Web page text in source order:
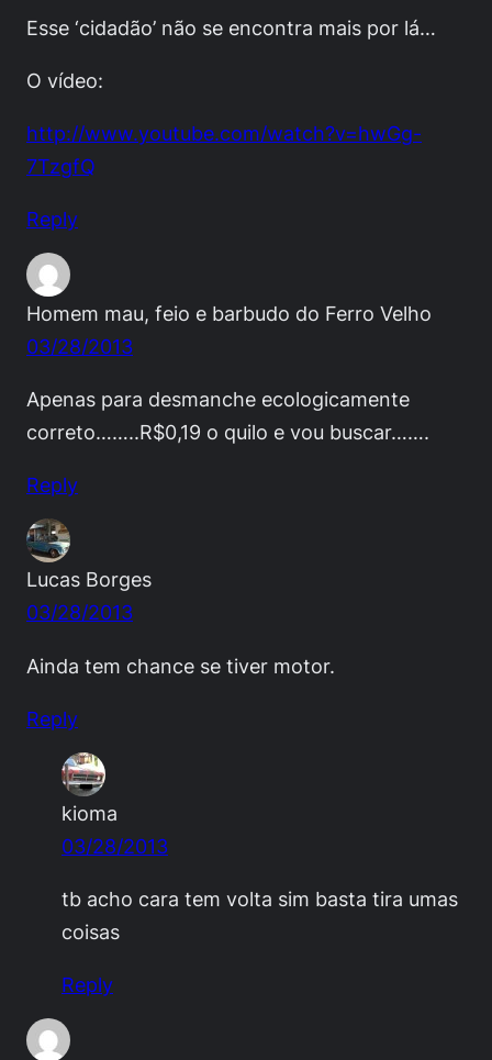
Esse ‘cidadão’ não se encontra mais por lá…
O vídeo:
http://www.youtube.com/watch?v=hwGg-
7TzgfQ
Reply
Homem mau, feio e barbudo do Ferro Velho
03/28/2013
Apenas para desmanche ecologicamente
correto……..R$0,19 o quilo e vou buscar…….
Reply
Lucas Borges
03/28/2013
Ainda tem chance se tiver motor.
Reply
kioma
03/28/2013
tb acho cara tem volta sim basta tira umas
coisas
Reply